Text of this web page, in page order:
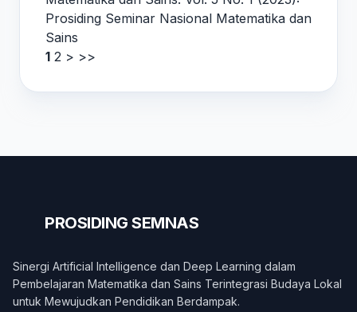
Prosiding Seminar Nasional Matematika dan
Sains
1 2 > >>
PROSIDING SEMNAS
Sinergi Artificial Intelligence dan Deep Learning dalam
Pembelajaran Matematika dan Sains Terintegrasi Budaya Lokal
untuk Mewujudkan Pendidikan Berdampak.